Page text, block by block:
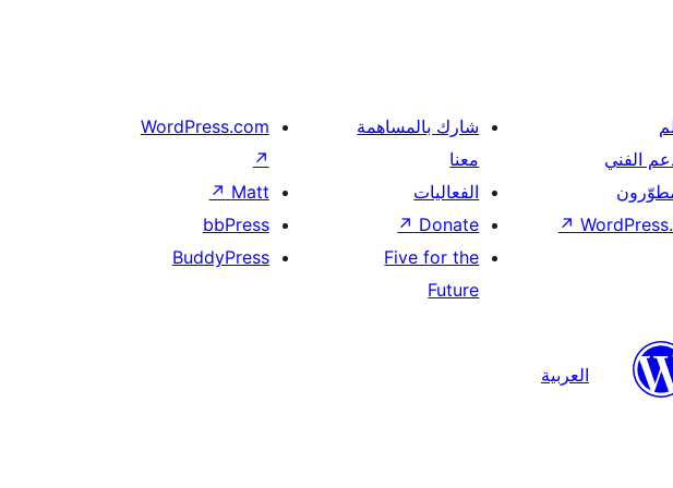
الفني
↗
شارك بالمساهمة
معنا
الفعاليات
Donate
↗
Five for the
Future
WordPress.com
↗
Matt
↗
bbPress
BuddyPress
العربية